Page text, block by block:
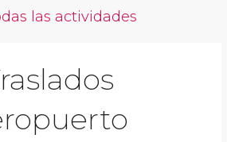
las actividades